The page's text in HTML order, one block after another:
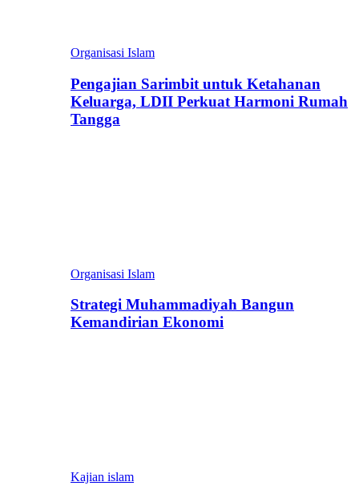
Organisasi Islam
Pengajian Sarimbit untuk Ketahanan
Keluarga, LDII Perkuat Harmoni Rumah
Tangga
Organisasi Islam
Strategi Muhammadiyah Bangun
Kemandirian Ekonomi
Kajian islam